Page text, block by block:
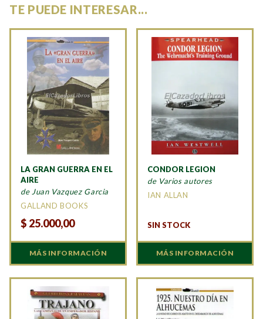
TE PUEDE INTERESAR...
LA GRAN GUERRA EN EL
AIRE
de Juan Vazquez Garcia
GALLAND BOOKS
$ 25.000,00
MÁS INFORMACIÓN
CONDOR LEGION
de Varios autores
IAN ALLAN
SIN STOCK
MÁS INFORMACIÓN